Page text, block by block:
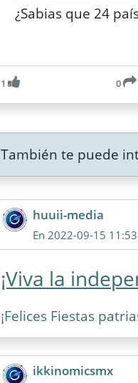
¿Sabias que 24
1 0
También te puede
huuii-media
En 2022-09-15
¡Viva la
¡Felices Fiestas
ikkinomicsmx